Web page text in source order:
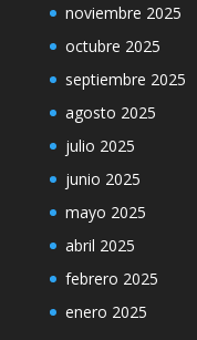
noviembre 2025
octubre 2025
septiembre 2025
agosto 2025
julio 2025
junio 2025
mayo 2025
abril 2025
febrero 2025
enero 2025